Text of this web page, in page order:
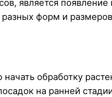
является
форм и
обработку
на ранней